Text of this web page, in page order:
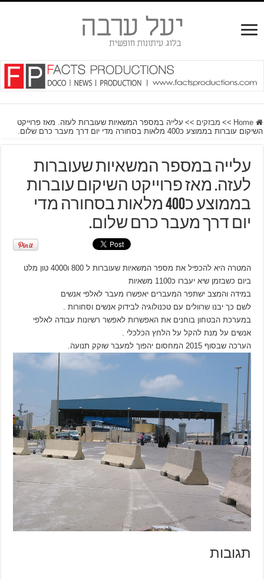
Home
>> מבזקים >> עלייה במספר המשאיות שעוברות לעזה. מאז פרוייקט
השיקום עוברות בממוצע כ400 מלאות בסחורה מדי יום דרך מעבר כרם שלום.
עלייה במספר המשאיות שעוברות
לעזה. מאז פרוייקט השיקום עוברות
בממוצע כ400 מלאות בסחורה מדי
יום דרך מעבר כרם שלום.
המטרה היא להכפיל את מספר המשאיות שעוברות ל 800 ו4000 טון מלט
ביום כשבזמן שיא יעברו כ1100 משאיות
במידה והמצב ישתפר המעברים יאפשרו מעבר לאלפי אנשים
לשם כך יבנו שרוולים עם טכנולוגיה לבידוק אנשים וסחורות .
במערכת הבטחון בוחנים את האפשרות לאפשר רשיונות עבודה לאלפי
אנשים על מנת להקל על הלחץ הכלכלי .
הערכה שבסוף 2015 המחסום יהפוך למעבר שוקק תנועה.
תגובות